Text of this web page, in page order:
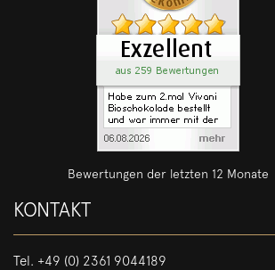
Bewertungen der letzten 12 Monate
KONTAKT
Tel. +49 (0) 2361 9044189